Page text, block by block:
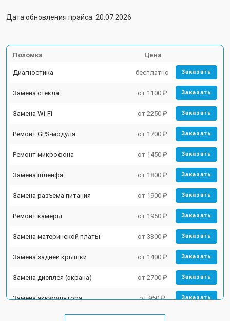
Дата обновления прайса: 20.07.2026
Поломка Цена
Диагностика бесплатно Заказать
Замена стекла от 1100 ₽ Заказать
Замена Wi-Fi от 2250 ₽ Заказать
Ремонт GPS-модуля от 1700 ₽ Заказать
Ремонт микрофона от 1450 ₽ Заказать
Замена шлейфа от 1800 ₽ Заказать
Замена разъема питания от 1900 ₽ Заказать
Ремонт камеры от 1950 ₽ Заказать
Замена материнской платы от 3300 ₽ Заказать
Замена задней крышки от 1400 ₽ Заказать
Замена дисплея (экрана) от 2700 ₽ Заказать
Замена аккумулятора от 950 ₽ Заказать